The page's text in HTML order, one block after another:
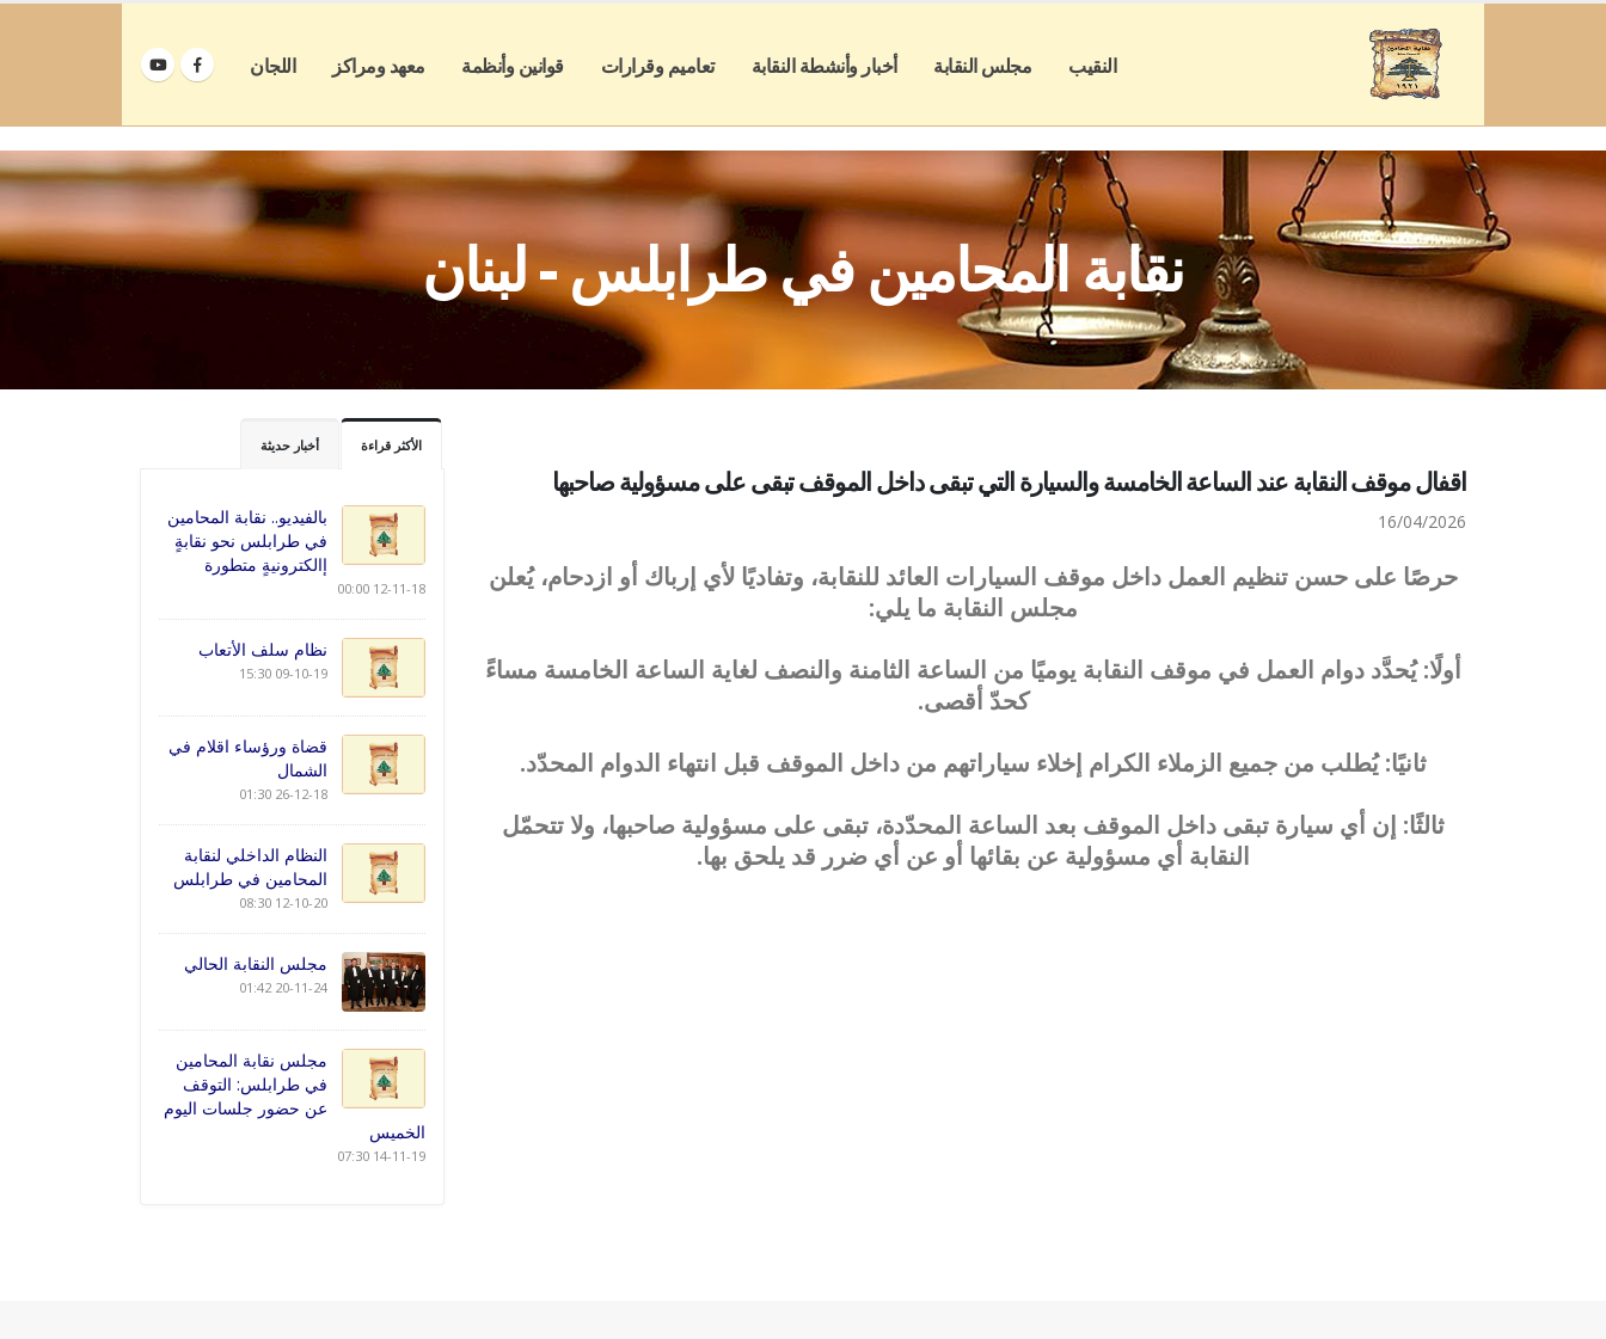
النقيب مجلس النقابة أخبار وأنشطة النقابة تعاميم وقرارات قوانين وأنظمة معهد ومراكز اللجان
نقابة المحامين في طرابلس - لبنان
اقفال موقف النقابة عند الساعة الخامسة والسيارة التي تبقى داخل الموقف تبقى على مسؤولية صاحبها
16/04/2026
حرصًا على حسن تنظيم العمل داخل موقف السيارات العائد للنقابة، وتفاديًا لأي إرباك أو ازدحام، يُعلن
مجلس النقابة ما يلي:
أولًا: يُحدَّد دوام العمل في موقف النقابة يوميًا من الساعة الثامنة والنصف لغاية الساعة الخامسة مساءً
كحدّ أقصى.
ثانيًا: يُطلب من جميع الزملاء الكرام إخلاء سياراتهم من داخل الموقف قبل انتهاء الدوام المحدّد.
ثالثًا: إن أي سيارة تبقى داخل الموقف بعد الساعة المحدّدة، تبقى على مسؤولية صاحبها، ولا تتحمّل
النقابة أي مسؤولية عن بقائها أو عن أي ضرر قد يلحق بها.
الأكثر قراءة أخبار حديثة
بالفيديو.. نقابة المحامين
في طرابلس نحو نقابةٍ
إالكترونيةٍ متطورة
12-11-18 00:00
نظام سلف الأتعاب
09-10-19 15:30
قضاة ورؤساء اقلام في
الشمال
26-12-18 01:30
النظام الداخلي لنقابة
المحامين في طرابلس
12-10-20 08:30
مجلس النقابة الحالي
20-11-24 01:42
مجلس نقابة المحامين
في طرابلس: التوقف
عن حضور جلسات اليوم
الخميس
14-11-19 07:30